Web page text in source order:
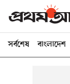
সর্বশেষ বাংলাদেশ